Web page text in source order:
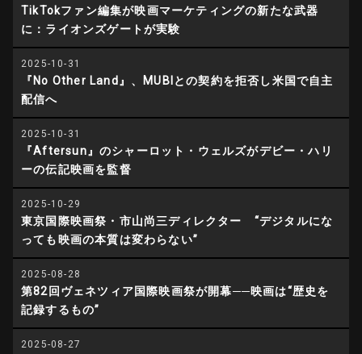
TikTokファン編集が映画マーケティングの新たな武器
に：ライオンズゲートが実験
2025-10-31
『No Other Land』、MUBIとの契約を拒否し米国で自主
配信へ
2025-10-31
『Aftersun』のシャーロット・ウェルズがデビー・ハリ
ーの伝記映画を監督
2025-10-29
東京国際映画祭・市山尚三ディレクター “デジタルにな
っても映画の本質は変わらない”
2025-08-28
第82回ヴェネツィア国際映画祭が開幕──映画は“歴史を
記録するもの”
2025-08-27